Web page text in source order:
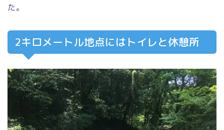
た。
2キロメートル地点にはトイレと休憩所